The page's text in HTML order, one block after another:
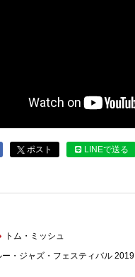
ポスト LINEで送る
トム・ミッシュ
ー・ジャズ・フェスティバル 2019